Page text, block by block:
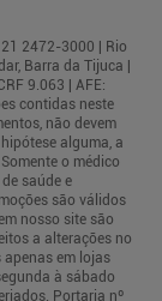
2472-3000 | Rio
Barra da Tijuca |
9.063 | AFE:
contidas neste
não devem
alguma, a
o médico
saúde e
são válidos
nosso site são
a alterações no
em lojas
à sábado
Portaria nº